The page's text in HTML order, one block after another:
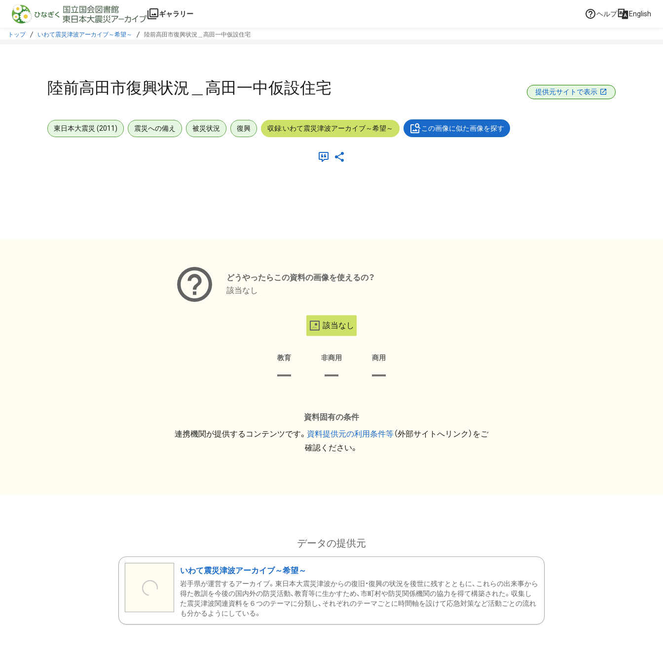
本文に飛ぶ
ギャラリー ヘルプ English
トップ いわて震災津波アーカイブ～希望～ 陸前高田市復興状況＿高田一中仮設住宅
陸前高田市復興状況＿高田一中仮設住宅 提供元サイトで表示
東日本大震災 (2011) 震災への備え 被災状況 復興 収録:いわて震災津波アーカイブ～希望～ この画像に似た画像を探す
どうやったらこの資料の画像を使えるの？
該当なし
該当なし
教育 非商用 商用
資料固有の条件
連携機関が提供するコンテンツです。 資料提供元の利用条件等（外部サイトへリンク）をご
確認ください。
データの提供元
いわて震災津波アーカイブ～希望～
岩手県が運営するアーカイブ。東日本大震災津波からの復旧・復興の状況を後世に残すとともに、これらの出来事から
得た教訓を今後の国内外の防災活動、教育等に生かすため、市町村や防災関係機関の協力を得て構築された。収集し
た震災津波関連資料を６つのテーマに分類し、それぞれのテーマごとに時間軸を設けて応急対策など活動ごとの流れ
も分かるようにしている。